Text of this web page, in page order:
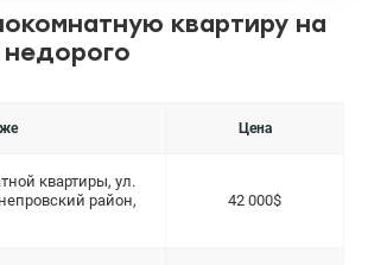
квартиру на
Цена
квартиры, ул.
район,
42 000$